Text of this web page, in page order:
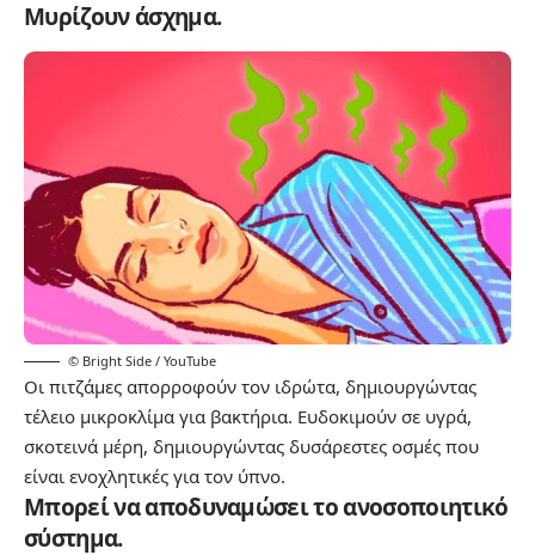
Μυρίζουν άσχημα.
© Bright Side / YouTube
Οι πιτζάμες απορροφούν τον ιδρώτα, δημιουργώντας
τέλειο μικροκλίμα για βακτήρια. Ευδοκιμούν σε υγρά,
σκοτεινά μέρη, δημιουργώντας δυσάρεστες οσμές που
είναι ενοχλητικές για τον ύπνο.
Μπορεί να αποδυναμώσει το ανοσοποιητικό
σύστημα.